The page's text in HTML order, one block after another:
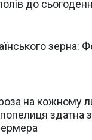
до
зерна:
на кожному
попелиця